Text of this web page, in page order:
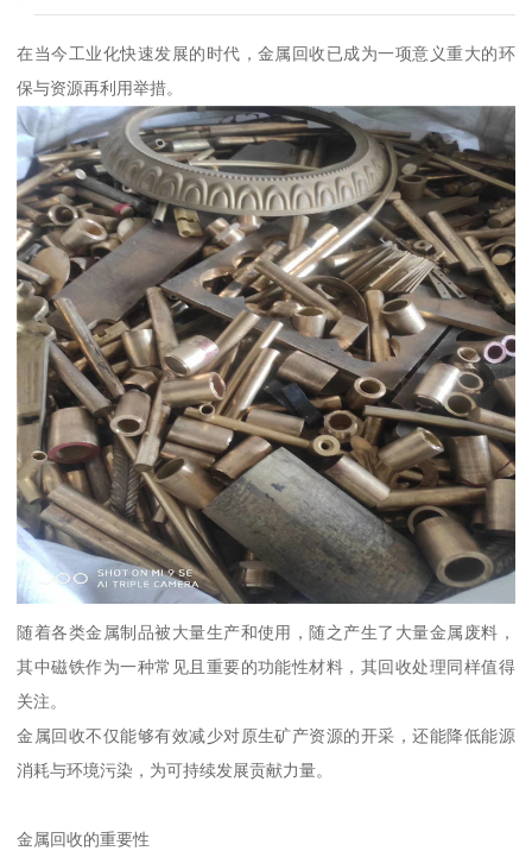
在当今工业化快速发展的时代，金属回收已成为一项意义重大的环
保与资源再利用举措。
随着各类金属制品被大量生产和使用，随之产生了大量金属废料，
其中磁铁作为一种常见且重要的功能性材料，其回收处理同样值得
关注。
金属回收不仅能够有效减少对原生矿产资源的开采，还能降低能源
消耗与环境污染，为可持续发展贡献力量。
金属回收的重要性